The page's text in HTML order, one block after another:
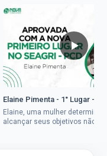
Elaine Pimenta - 1° Lugar -
Elaine, uma mulher
alcançar seus objetivos não